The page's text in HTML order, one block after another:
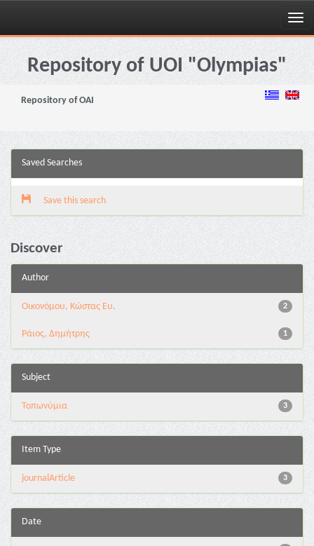
Skip
navigationRepository of UOI "Olympias"
Repository of OAI
Saved Searches
Save this search
Discover
Author
2
Οικονόμου, Κώστας Ευ.
1
Ράιος, Δημήτρης
Subject
3
Τοπωνύμια
Item Type
3
journalArticle
Date